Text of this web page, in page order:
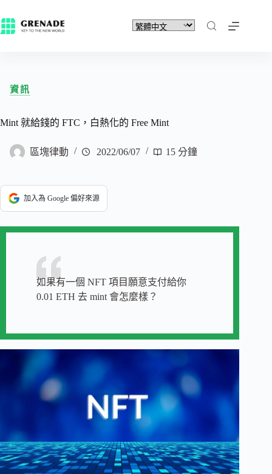
資訊
Mint 就給錢的 FTC，白熱化的 Free Mint
區塊律動 2022/06/07 15 分鐘
加入為 Google 偏好來源
如果有一個 NFT 項目願意支付給你
0.01 ETH 去 mint 會怎麼樣？